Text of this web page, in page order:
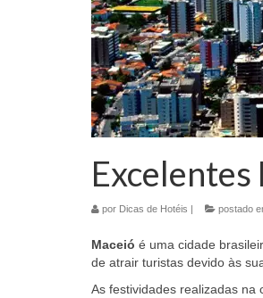
por Dicas de Hotéis | postado
Maceió é uma cidade
de atrair turistas devido às
As festividades realizadas